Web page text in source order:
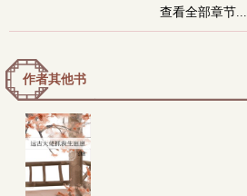
查看全部章节...
作者其他书